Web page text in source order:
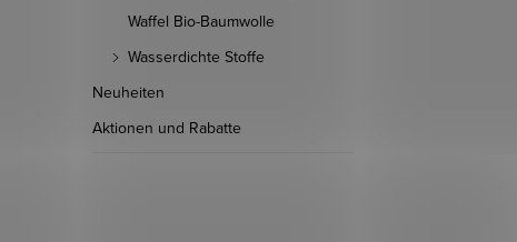
Waffel Bio-Baumwolle
Wasserdichte Stoffe
Neuheiten
Aktionen und Rabatte